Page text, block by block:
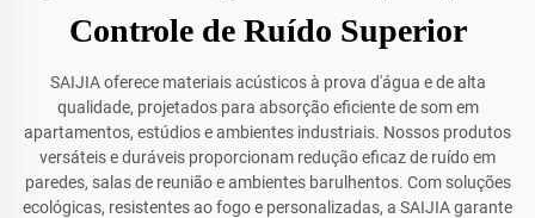
Controle de Ruído Superior
SAIJIA oferece materiais acústicos à prova d'água e de alta
qualidade, projetados para absorção eficiente de som em
apartamentos, estúdios e ambientes industriais. Nossos produtos
versáteis e duráveis proporcionam redução eficaz de ruído em
paredes, salas de reunião e ambientes barulhentos. Com soluções
ecológicas, resistentes ao fogo e personalizadas, a SAIJIA garante